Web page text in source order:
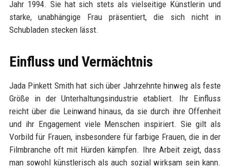
Jahr 1994. Sie hat sich stets als vielseitige Künstlerin und
starke, unabhängige Frau präsentiert, die sich nicht in
Schubladen stecken lässt.
Einfluss und Vermächtnis
Jada Pinkett Smith hat sich über Jahrzehnte hinweg als feste
Größe in der Unterhaltungsindustrie etabliert. Ihr Einfluss
reicht über die Leinwand hinaus, da sie durch ihre Offenheit
und ihr Engagement viele Menschen inspiriert. Sie gilt als
Vorbild für Frauen, insbesondere für farbige Frauen, die in der
Filmbranche oft mit Hürden kämpfen. Ihre Arbeit zeigt, dass
man sowohl künstlerisch als auch sozial wirksam sein kann.